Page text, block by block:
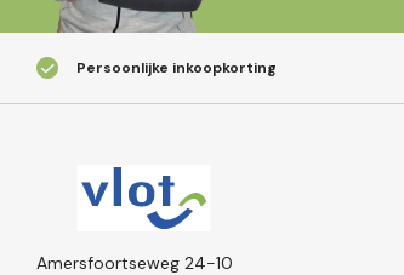
Persoonlijke inkoopkorting
Amersfoortseweg 24-10